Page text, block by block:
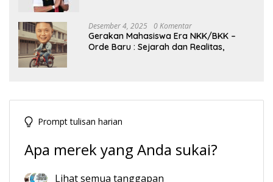
Desember 4, 2025 0 Komentar
Gerakan Mahasiswa Era NKK/BKK –
Orde Baru : Sejarah dan Realitas,
Prompt tulisan harian
Apa merek yang Anda sukai?
Lihat semua tanggapan